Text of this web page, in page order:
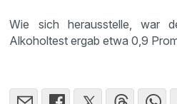
Wie sich herausstelle, war
Alkoholtest ergab etwa 0,9